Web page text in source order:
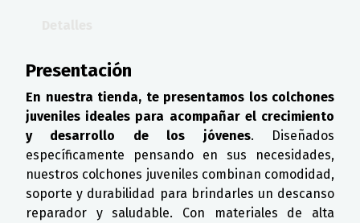
Presentación
En nuestra tienda, te presentamos los colchones
juveniles ideales para acompañar el crecimiento
y desarrollo de los jóvenes. Diseñados
específicamente pensando en sus necesidades,
nuestros colchones juveniles combinan comodidad,
soporte y durabilidad para brindarles un descanso
reparador y saludable. Con materiales de alta